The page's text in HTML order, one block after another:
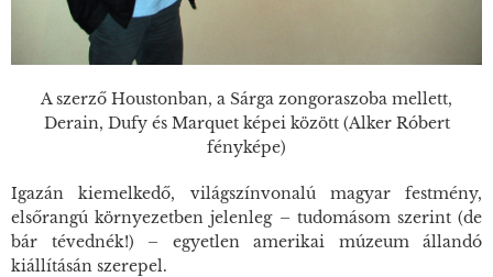
A szerző Houstonban, a Sárga zongoraszoba mellett,
Derain, Dufy és Marquet képei között (Alker Róbert
fényképe)
Igazán kiemelkedő, világszínvonalú magyar festmény,
elsőrangú környezetben jelenleg – tudomásom szerint (de
bár tévednék!) – egyetlen amerikai múzeum állandó
kiállításán szerepel.